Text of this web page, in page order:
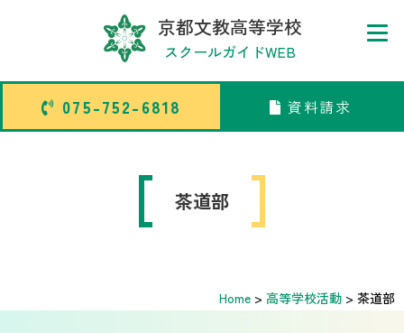
075-752-6818 資料請求
京都文教高等学校
スクールガイドWEB
075-752-6818 資料請求
茶道部
sado
Home > 高等学校活動 > 茶道部